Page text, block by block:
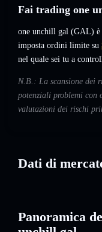
Fai trading one
one unchill gal (GAL) è
imposta ordini limite su
nel quale sei tu a
N.B.: La scansione dei
potenziali problemi con
valutazioni dei rischi
Dati di
Panoramica